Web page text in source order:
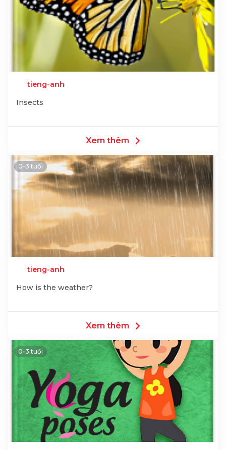
tieng-anh
Insects
Xem thêm
0-3 tuổi
tieng-anh
How is the weather?
Xem thêm
0-3 tuổi